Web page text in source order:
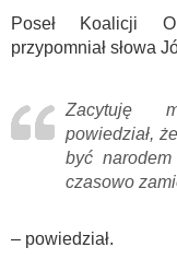
Poseł Koalicji
przypomniał słowa
Zacytuję
powiedział,
być
czasowo
– powiedział.